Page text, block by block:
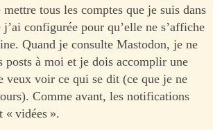
tous les comptes que je suis dans
configurée pour qu’elle ne s’affiche
Quand je consulte Mastodon, je ne
posts à moi et je dois accomplir une
veux voir ce qui se dit (ce que je ne
Comme avant, les notifications
« vidées ».